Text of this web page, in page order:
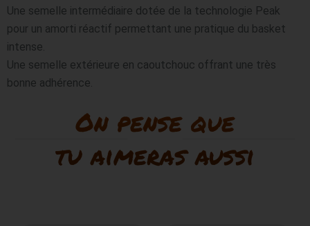
Une semelle intermédiaire dotée de la technologie Peak
pour un amorti réactif permettant une pratique du basket
intense.
Une semelle extérieure en caoutchouc offrant une très
bonne adhérence.
On pense que
tu aimeras aussi